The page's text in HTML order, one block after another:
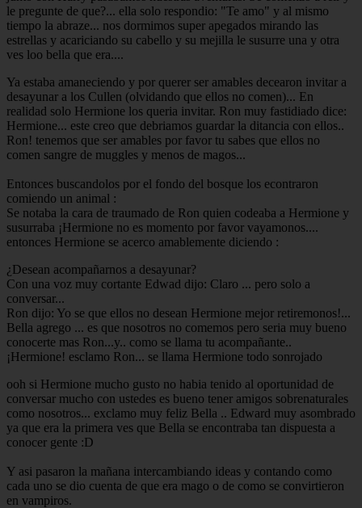
le pregunte de que?... ella solo respondio: "Te amo" y al mismo
tiempo la abraze... nos dormimos super apegados mirando las
estrellas y acariciando su cabello y su mejilla le susurre una y otra
ves loo bella que era....
Ya estaba amaneciendo y por querer ser amables decearon invitar a
desayunar a los Cullen (olvidando que ellos no comen)... En
realidad solo Hermione los queria invitar. Ron muy fastidiado dice:
Hermione... este creo que debriamos guardar la ditancia con ellos..
Ron! tenemos que ser amables por favor tu sabes que ellos no
comen sangre de muggles y menos de magos...
Entonces buscandolos por el fondo del bosque los econtraron
comiendo un animal :
Se notaba la cara de traumado de Ron quien codeaba a Hermione y
susurraba ¡Hermione no es momento por favor vayamonos....
entonces Hermione se acerco amablemente diciendo :
¿Desean acompañarnos a desayunar?
Con una voz muy cortante Edwad dijo: Claro ... pero solo a
conversar...
Ron dijo: Yo se que ellos no desean Hermione mejor retiremonos!...
Bella agrego ... es que nosotros no comemos pero seria muy bueno
conocerte mas Ron...y.. como se llama tu acompañante..
¡Hermione! esclamo Ron... se llama Hermione todo sonrojado
ooh si Hermione mucho gusto no habia tenido al oportunidad de
conversar mucho con ustedes es bueno tener amigos sobrenaturales
como nosotros... exclamo muy feliz Bella .. Edward muy asombrado
ya que era la primera ves que Bella se encontraba tan dispuesta a
conocer gente :D
Y asi pasaron la mañana intercambiando ideas y contando como
cada uno se dio cuenta de que era mago o de como se convirtieron
en vampiros.